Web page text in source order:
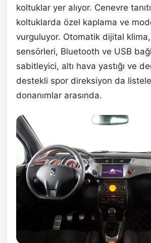
koltuklar yer alıyor. Cenevre
koltuklarda özel kaplama ve
vurguluyor. Otomatik dijital
sensörleri, Bluetooth ve USB
sabitleyici, altı hava yastığı ve
destekli spor direksiyon da
donanımlar arasında.